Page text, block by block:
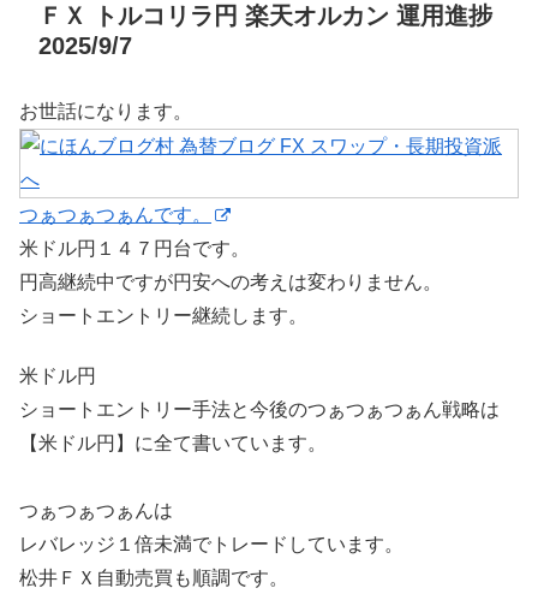
ＦＸ トルコリラ円 楽天オルカン 運用進捗
2025/9/7
お世話になります。
つぁつぁつぁんです。
米ドル円１４７円台です。
円高継続中ですが円安への考えは変わりません。
ショートエントリー継続します。
米ドル円
ショートエントリー手法と今後のつぁつぁつぁん戦略は
【米ドル円】に全て書いています。
つぁつぁつぁんは
レバレッジ１倍未満でトレードしています。
松井ＦＸ自動売買も順調です。